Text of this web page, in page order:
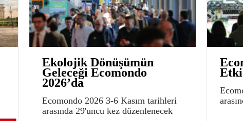
Ekolojik Dönüşümün
Geleceği Ecomondo
2026’da
Ecomondo 2026 3-6 Kasım tarihleri
arasında 29'uncu kez düzenlenecek
Etki